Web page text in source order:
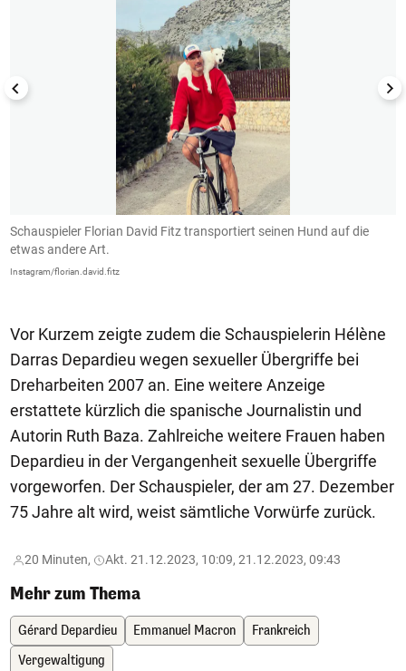
Schauspieler Florian David Fitz transportiert seinen Hund auf die
etwas andere Art.
Instagram/florian.david.fitz
Vor Kurzem zeigte zudem die Schauspielerin Hélène
Darras Depardieu wegen sexueller Übergriffe bei
Dreharbeiten 2007 an. Eine weitere Anzeige
erstattete kürzlich die spanische Journalistin und
Autorin Ruth Baza. Zahlreiche weitere Frauen haben
Depardieu in der Vergangenheit sexuelle Übergriffe
vorgeworfen. Der Schauspieler, der am 27. Dezember
75 Jahre alt wird, weist sämtliche Vorwürfe zurück.
20 Minuten, Akt. 21.12.2023, 10:09, 21.12.2023, 09:43
Mehr zum Thema
Gérard Depardieu Emmanuel Macron
Frankreich
Vergewaltigung